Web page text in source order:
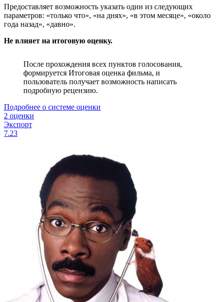
Предоставляет возможность указать один из следующих
параметров: «только что», «на днях», «в этом месяце», «около
года назад», «давно».
Не влияет на итоговую оценку.
После прохождения всех пунктов голосования,
формируется Итоговая оценка фильма, и
пользователь получает возможность написать
подробную рецензию.
Подробнее о системе оценки
2 оценки
Экспорт
7.23